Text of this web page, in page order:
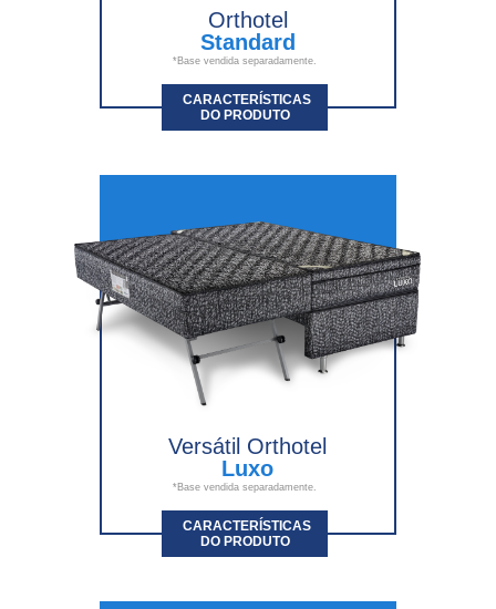
Orthotel
Standard
*Base vendida separadamente.
CARACTERÍSTICAS
DO PRODUTO
Versátil Orthotel
Luxo
*Base vendida separadamente.
CARACTERÍSTICAS
DO PRODUTO